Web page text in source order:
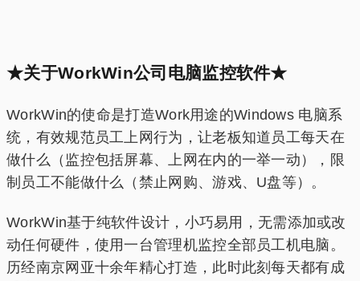
★关于WorkWin公司电脑监控软件★
WorkWin的使命是打造Work用途的Windows 电脑系
统，有效规范员工上网行为，让老板知道员工每天在
做什么（监控包括屏幕、上网在内的一举一动），限
制员工不能做什么（禁止网购、游戏、U盘等）。
WorkWin基于纯软件设计，小巧易用，无需添加或改
动任何硬件，使用一台管理机监控全部员工机电脑。
历经南京网亚十余年精心打造，此时此刻每天都有成